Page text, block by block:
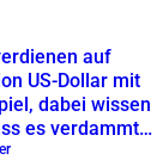
auf
US-Dollar mit
dabei wissen
es verdammt